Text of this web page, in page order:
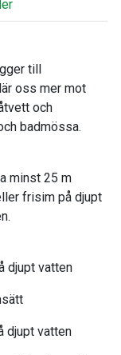
till
oss mer mot
och
badmössa.
minst 25 m
frisim på djupt
djupt vatten
djupt vatten